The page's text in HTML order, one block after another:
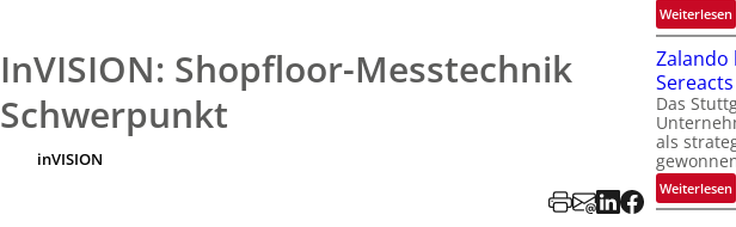
InVISION: Shopfloor-Messtechnik
Schwerpunkt
inVISION
Weiterlesen:
I
t
r
t
Zalando
Das
als
Weiterlesen: